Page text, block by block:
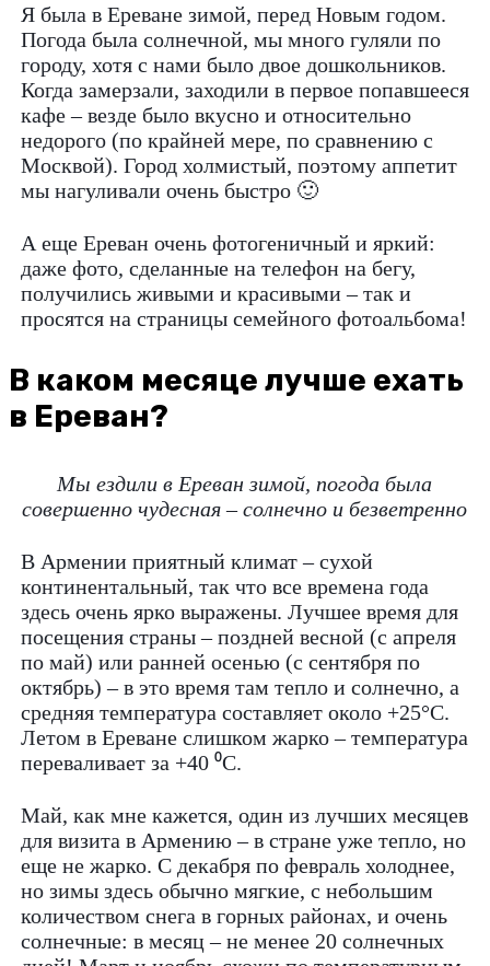
Я была в Ереване зимой, перед Новым годом.
Погода была солнечной, мы много гуляли по
городу, хотя с нами было двое дошкольников.
Когда замерзали, заходили в первое попавшееся
кафе – везде было вкусно и относительно
недорого (по крайней мере, по сравнению с
Москвой). Город холмистый, поэтому аппетит
мы нагуливали очень быстро 🙂
А еще Ереван очень фотогеничный и яркий:
даже фото, сделанные на телефон на бегу,
получились живыми и красивыми – так и
просятся на страницы семейного фотоальбома!
В каком месяце лучше ехать
в Ереван?
Мы ездили в Ереван зимой, погода была
совершенно чудесная – солнечно и безветренно
В Армении приятный климат – сухой
континентальный, так что все времена года
здесь очень ярко выражены. Лучшее время для
посещения страны – поздней весной (с апреля
по май) или ранней осенью (с сентября по
октябрь) – в это время там тепло и солнечно, а
средняя температура составляет около +25°C.
Летом в Ереване слишком жарко – температура
переваливает за +40 ⁰С.
Май, как мне кажется, один из лучших месяцев
для визита в Армению – в стране уже тепло, но
еще не жарко. С декабря по февраль холоднее,
но зимы здесь обычно мягкие, с небольшим
количеством снега в горных районах, и очень
солнечные: в месяц – не менее 20 солнечных